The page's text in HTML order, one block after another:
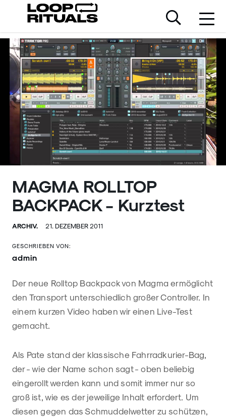
MAGMA ROLLTOP
BACKPACK - Kurztest
ARCHIV. 21. DEZEMBER 2011
GESCHRIEBEN VON:
admin
Der neue Rolltop Backpack von Magma ermöglicht
den Transport unterschiedlich großer Controller. In
einem kurzen Video haben wir einen Live-Test
gemacht.
Als Pate stand der klassische Fahrradkurier-Bag,
der - wie der Name schon sagt - oben beliebig
eingerollt werden kann und somit immer nur so
groß ist, wie es der jeweilige Inhalt erfordert. Um
diesen gegen das Schmuddelwetter zu schützen,